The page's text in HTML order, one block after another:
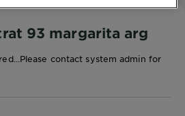
93 margarita arg
contact system admin for